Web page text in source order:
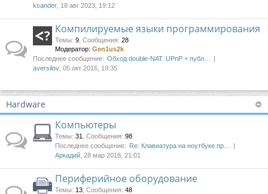
ksander , 18 авг 2023, 19:12
Компилируемые языки программирования
Темы: 9 Сообщения: 28
Модератор: Gen1us2k
Последнее сообщение: Обход double-NAT. UPnP + публ…
aversilov , 05 окт 2016, 19:35
Hardware
Компьютеры
Темы: 31 Сообщения: 98
Последнее сообщение: Re: Клавиатура на ноутбуке пр…
Аркадий , 28 мар 2018, 21:01
Периферийное оборудование
Темы: 13 Сообщения: 48